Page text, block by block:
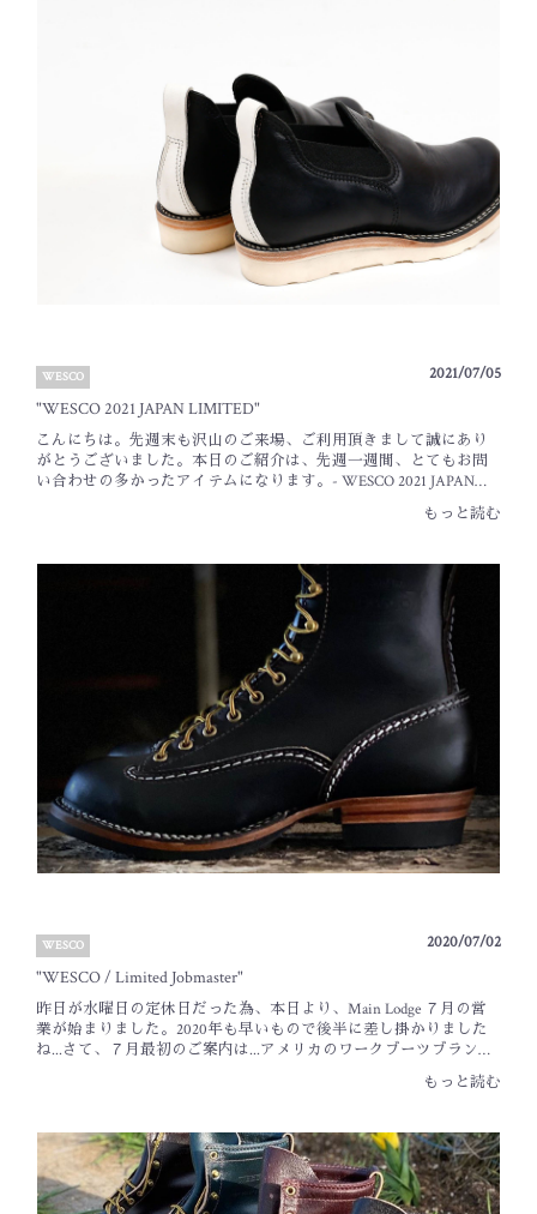
た"Vintage Riding Boots"がデザインソースです。レザーは、イタリ
アで鞣された極厚のホースハイド。長年の着用に耐える耐久性を
備え、茶芯の経年変化を楽しむことができます。スタッズは当時
のディティールを再現するため日本国内で型から製作されており
ます。順反りのスチールローラーバックル。トリプルステッチや
バックステイのVステッチ。ヴィンテージロゴやストラップ裏の記
念ロゴ刻印。取り除かれたプルループ。履き込んだ際のシルエッ
トをよりオリジナルに近づけるための、ソフト・トゥを採用した
つま先。様々な限定モデルらしい仕様が盛り込まれております。
オーダー締切は【2022年 ４月 24日 (日曜日)】となっております。
引続き皆様のオーダーお待ちしております。BLACK SIGN Main
WESCO 2021/07/05
"WESCO 2021 JAPAN LIMITED"
こんにちは。先週末も沢山のご来場、ご利用頂きまして誠にあり
がとうございました。本日のご紹介は、先週一週間、とてもお問
い合わせの多かったアイテムになります。- WESCO 2021 JAPAN
LIMITED -"HORSEHIDE ROMEO"Leather : Vacchetta Horsehide
LeatherBackstays : White Vacchetta LeatherShoe Last : Bubble ToeSole :
Outsole StitchingLightweight Black StitchingEary 80s Old Wesco Logo on
Black InsertsTwo Tone : ¥129,800 (¥118,000 + Tax)Single Tone : ¥115,500
(¥105,000 + Tax)"HORSEHIDE CHUKKA"Leather : Vacchetta Horsehide
LeatherBackstays : White Vacchetta LeatherShoe Last : Bubble ToeSole :
Vibram #4014 NaturalNickel EyeletsHalf SlipsBlack Leather Lining2 Rows
White Outsole StitchingLightweight Black StitchingEary 80s Old Wesco
Logo on Black InsertsTwo Tone : ¥140,800 (¥128,000 + Tax)Single Tone :
¥126,500 (¥115,000 + Tax)先日発表された、WESCOの『2021 日本限
定モデル』となります。今回は"ROMEO"と"CHUKKA"の2タイプで
の登場です。レザーには、イタリア・トスカーナ州に拠点を置く
タンナリーで製作した"VACCHETTA LEATHER"(バケッタレザー)が
採用されております。手作業により手間と時間を掛け製作された
100%植物タンニン鞣しのホースハイドです。しっとりとした表情
と、堅牢な厚みを併せ持ったホースハイド。ホースならではの経
年変化やバケッタレザー特有のナチュラルなアジがお楽しみいた
だけます。レザー以外にも注目いただきたいのが、バックステ
者を唸らせる粋な仕様ではないでしょうか。お好みに合わせてお
選びいただけるよう、バックステイもブラックのシングルカラ
ー・タイプも用意されております。木型はバブル・トゥ。その
他、ステッチカラーやパーツ・ソールなども、とてもバランスが
良く洗練られた仕上がりです。納期は『2022年 3月頃』の予定で
す。オーダー締切は今週末の【2021年 7月 11日 (日曜日)】となって
おります。ご予約頂きました皆様、誠にありがとうございまし
た。週末の締切りまで、引続き皆様のオーダーお待ちしておりま
もっと読む
WESCO 2020/07/02
"WESCO / Limited Jobmaster"
昨日が水曜日の定休日だった為、本日より、Main Lodge ７月の営
業が始まりました。2020年も早いもので後半に差し掛かりました
ね...さて、７月最初のご案内は...アメリカのワークブーツブランド
WESCOLimited Model"Horsehide Jobmaster"ウエスコより届いた最新情
定モデル【Horsehide Jobmaster】が発表となりました。８インチ・
ハイトのジョブマスターをベースにした限定モデル。レースパタ
ーンはレース・トゥ・トゥとレギュラー・トゥが用意されており
ます。【8” Horsehide Jobmaster】・ホーウィン社ブラックホースハ
もっと読む